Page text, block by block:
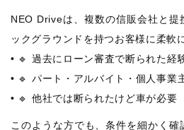
NEO Driveは、複数の信販会社と提
ックグラウンドを持つお客様に柔軟
• 🔹 過去にローン審査で断られた経
• 🔹 パート・アルバイト・個人事業
• 🔹 他社では断られたけど車が必要
このような方でも、条件を細かく